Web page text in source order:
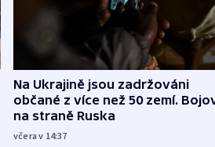
Na Ukrajině jsou zadržováni
občané z více než 50 zemí.
na straně Ruska
včera v 14:37